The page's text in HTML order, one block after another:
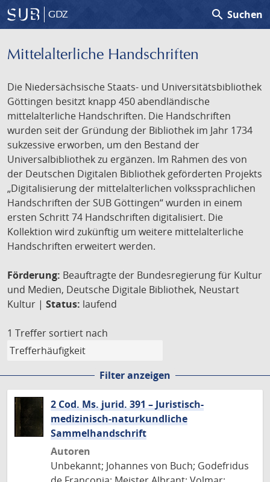
GDZ search Suchen
Mittelalterliche Handschriften
Die Niedersächsische Staats- und Universitätsbibliothek
Göttingen besitzt knapp 450 abendländische
mittelalterliche Handschriften. Die Handschriften
wurden seit der Gründung der Bibliothek im Jahr 1734
sukzessive erworben, um den Bestand der
Universalbibliothek zu ergänzen. Im Rahmen des von
der Deutschen Digitalen Bibliothek geförderten Projekts
„Digitalisierung der mittelalterlichen volkssprachlichen
Handschriften der SUB Göttingen“ wurden in einem
ersten Schritt 74 Handschriften digitalisiert. Die
Kollektion wird zukünftig um weitere mittelalterliche
Handschriften erweitert werden.
Förderung: Beauftragte der Bundesregierung für Kultur
und Medien, Deutsche Digitale Bibliothek, Neustart
Kultur | Status: laufend
1 Treffer sortiert nach
Filter anzeigen
2 Cod. Ms. jurid. 391 – Juristisch-
medizinisch-naturkundliche
Sammelhandschrift
Autoren
Unbekannt; Johannes von Buch; Godefridus